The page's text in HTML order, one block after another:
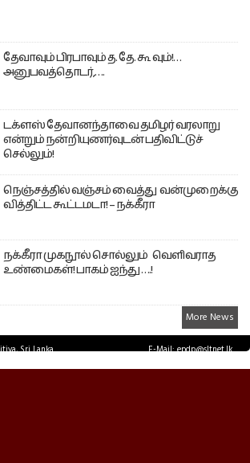
தேவாவும் பிரபாவும் த. தே. கூ வும்!…
அனுபவத்தொடர்,….
டக்ளஸ் தேவானந்தாவை தமிழர் வரலாறு
என்றும் நன்றியுணர்வுடன் பதிவிட்டுச்
செல்லும்!
நெஞ்சத்தில் வஞ்சம் வைத்து வன்முறைக்கு
வித்திட்ட கூட்டமடா! – நக்கீரா
நக்கீரா முகநூல் சொல்லும் வெளிவராத
உண்மைகள்! பாகம் ஐந்து ….!
More News
Sri Lanka.
E-Mail: epdp@sltnet.lk